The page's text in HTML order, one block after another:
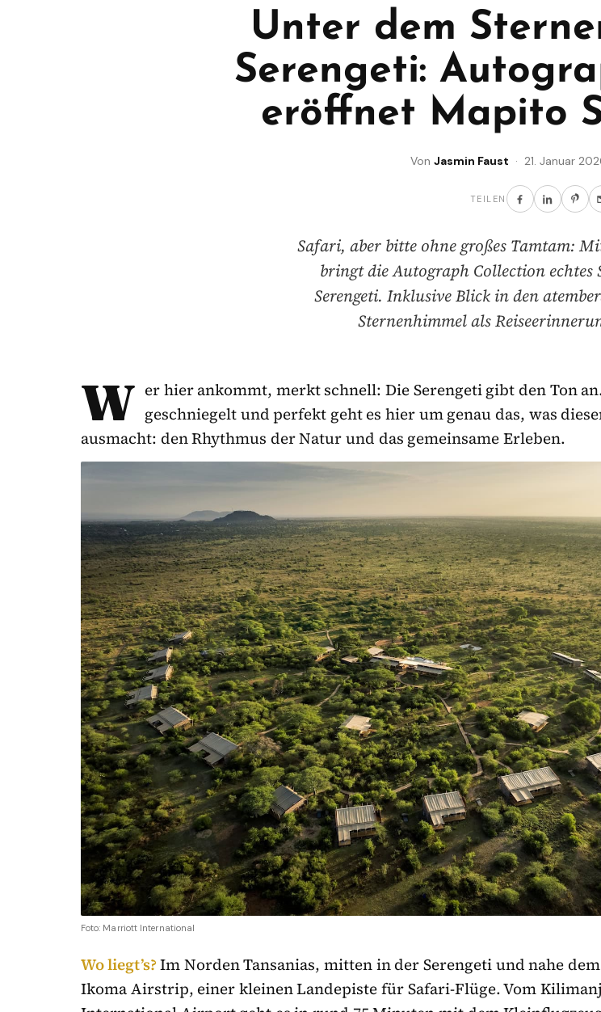
Unter dem
Serengeti:
eröffnet Mapito
Von Jasmin Faust · 21. Januar
TEILEN
Safari, aber bitte ohne großes Tamtam:
bringt die Autograph Collection echtes
Serengeti. Inklusive Blick in den
Sternenhimmel als
W er hier ankommt, merkt schnell: Die Serengeti gibt den Ton
geschniegelt und perfekt geht es hier um genau das, was
ausmacht: den Rhythmus der Natur und das gemeinsame Erleben.
Foto: Marriott International
Wo liegt’s?Im Norden Tansanias, mitten in der Serengeti und nahe
Ikoma Airstrip, einer kleinen Landepiste für Safari-Flüge. Vom